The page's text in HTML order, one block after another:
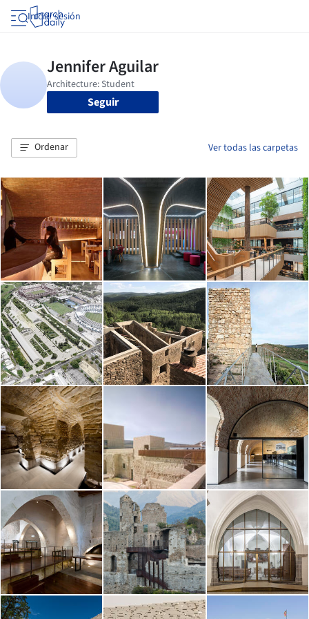
Iniciar sesión
Seguir
Ordenar Ver todas las carpetas